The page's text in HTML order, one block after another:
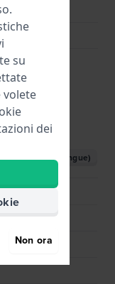
a pressione
estrarre
specifiche)
(multilingue)
su
volete
dei
Non ora